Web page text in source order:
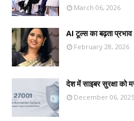
March 06, 2026
AI टूल्स का बढ़ता प्रभाव :
February 28, 2026
देश में साइबर सुरक्षा को
December 06, 2025